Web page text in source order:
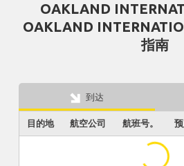
OAKLAND
OAKLAND
指南
到达
目的地 航空公司 航班号。
...